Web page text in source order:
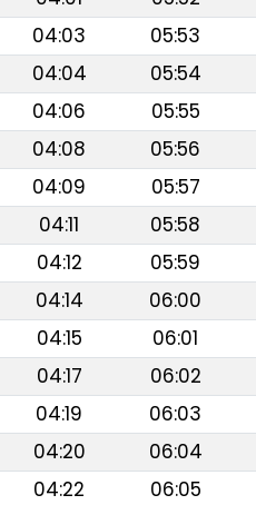
04:03 05:53
04:04 05:54
04:06 05:55
04:08 05:56
04:09 05:57
04:11 05:58
04:12 05:59
04:14 06:00
04:15 06:01
04:17 06:02
04:19 06:03
04:20 06:04
04:22 06:05